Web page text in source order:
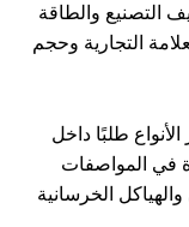
التصنيع والطاقة
التجارية وحجم
طلبًا داخل
في المواصفات
الخرسانية